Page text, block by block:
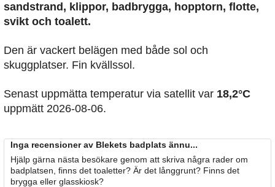
sandstrand, klippor, badbrygga, hopptorn, flotte,
svikt och toalett.
Den är vackert belägen med både sol och
skuggplatser. Fin kvällssol.
Senast uppmätta temperatur via satellit var 18,2°C
uppmätt 2026-08-06.
Inga recensioner av Blekets badplats ännu...
Hjälp gärna nästa besökare genom att skriva några rader om
badplatsen, finns det toaletter? Är det långgrunt? Finns det
brygga eller glasskiosk?